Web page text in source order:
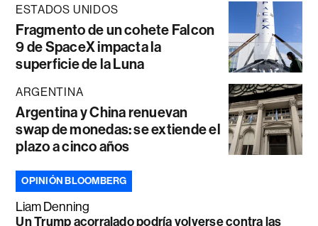
ESTADOS UNIDOS
Fragmento de un cohete Falcon
9 de SpaceX impacta la
superficie de la Luna
ARGENTINA
Argentina y China renuevan
swap de monedas: se extiende el
plazo a cinco años
OPINIÓN BLOOMBERG
Liam Denning
Un Trump acorralado podría volverse contra las